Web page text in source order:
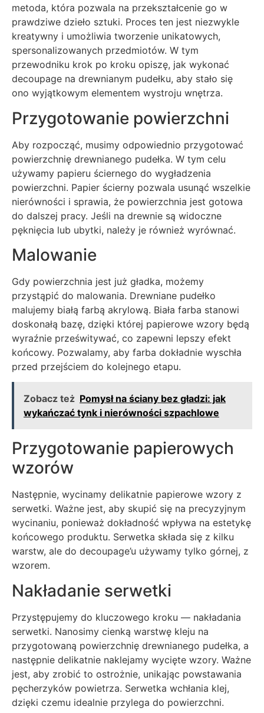
metoda, która pozwala na przekształcenie go w
prawdziwe dzieło sztuki. Proces ten jest niezwykle
kreatywny i umożliwia tworzenie unikatowych,
spersonalizowanych przedmiotów. W tym
przewodniku krok po kroku opiszę, jak wykonać
decoupage na drewnianym pudełku, aby stało się
ono wyjątkowym elementem wystroju wnętrza.
Przygotowanie powierzchni
Aby rozpocząć, musimy odpowiednio przygotować
powierzchnię drewnianego pudełka. W tym celu
używamy papieru ściernego do wygładzenia
powierzchni. Papier ścierny pozwala usunąć wszelkie
nierówności i sprawia, że powierzchnia jest gotowa
do dalszej pracy. Jeśli na drewnie są widoczne
pęknięcia lub ubytki, należy je również wyrównać.
Malowanie
Gdy powierzchnia jest już gładka, możemy
przystąpić do malowania. Drewniane pudełko
malujemy białą farbą akrylową. Biała farba stanowi
doskonałą bazę, dzięki której papierowe wzory będą
wyraźnie prześwitywać, co zapewni lepszy efekt
końcowy. Pozwalamy, aby farba dokładnie wyschła
przed przejściem do kolejnego etapu.
Zobacz też Pomysł na ściany bez gładzi: jak
wykańczać tynk i nierówności szpachlowe
Przygotowanie papierowych
wzorów
Następnie, wycinamy delikatnie papierowe wzory z
serwetki. Ważne jest, aby skupić się na precyzyjnym
wycinaniu, ponieważ dokładność wpływa na estetykę
końcowego produktu. Serwetka składa się z kilku
warstw, ale do decoupage’u używamy tylko górnej, z
wzorem.
Nakładanie serwetki
Przystępujemy do kluczowego kroku — nakładania
serwetki. Nanosimy cienką warstwę kleju na
przygotowaną powierzchnię drewnianego pudełka, a
następnie delikatnie naklejamy wycięte wzory. Ważne
jest, aby zrobić to ostrożnie, unikając powstawania
pęcherzyków powietrza. Serwetka wchłania klej,
dzięki czemu idealnie przylega do powierzchni.